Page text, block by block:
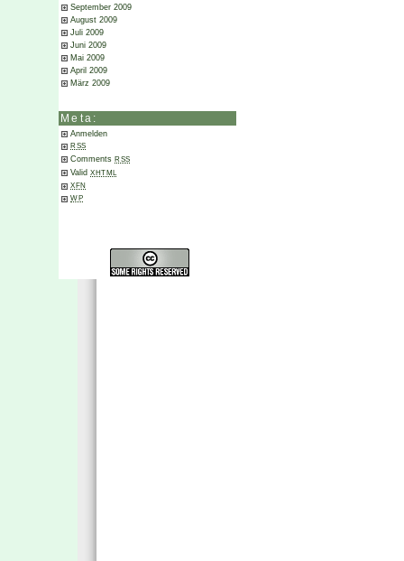
September 2009
August 2009
Juli 2009
Juni 2009
Mai 2009
April 2009
März 2009
Meta:
Anmelden
RSS
Comments RSS
Valid XHTML
XFN
WP